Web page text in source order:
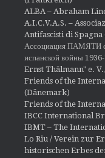
ALBA – Abraham
A.I.C.V.A.S. –
Antifascisti di
Ассоциация ПАМЯТИ
испанской войны
Ernst Thälmann" e.
Friends of the
(Dänemark)
Friends of the
IBCC International
IBMT – The
Lo Riu / Verein zur
historischen Erbes